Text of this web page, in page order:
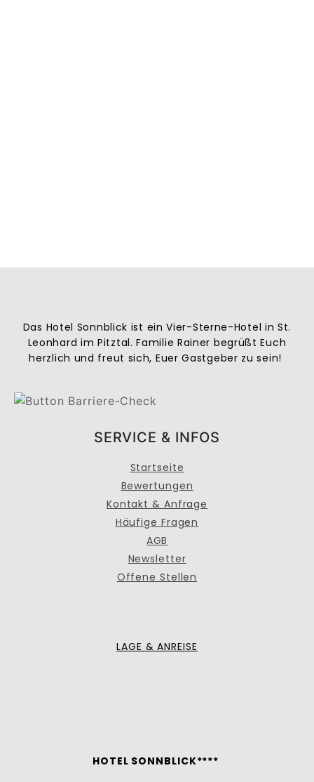
Das Hotel Sonnblick ist ein Vier-Sterne-Hotel in St.
Leonhard im Pitztal. Familie Rainer begrüßt Euch
herzlich und freut sich, Euer Gastgeber zu sein!
SERVICE & INFOS
Startseite
Bewertungen
Kontakt & Anfrage
Häufige Fragen
AGB
Newsletter
Offene Stellen
LAGE & ANREISE
HOTEL SONNBLICK****